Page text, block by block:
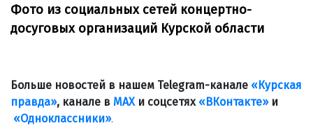
Фото из социальных сетей концертно-
досуговых организаций Курской области
Больше новостей в нашем Telegram-канале «Курская
правда», канале в МАХи соцсетях «ВКонтакте»и
«Одноклассники».